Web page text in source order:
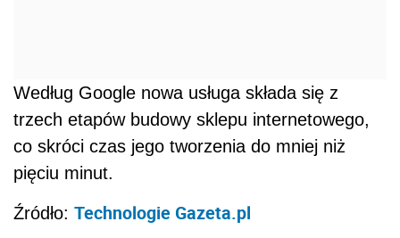
Według Google nowa usługa składa się z
trzech etapów budowy sklepu internetowego,
co skróci czas jego tworzenia do mniej niż
pięciu minut.
Źródło: Technologie Gazeta.pl